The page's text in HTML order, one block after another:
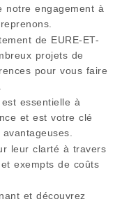
notre engagement à
de EURE-ET-
projets de
pour vous faire
essentielle à
et est votre clé
leur clarté à travers
exempts de coûts
et découvrez